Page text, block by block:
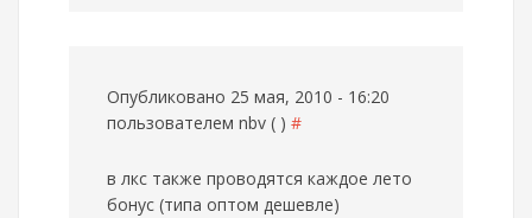
Опубликовано 25 мая, 2010 - 16:20
пользователем nbv ( ) #
в лкс также проводятся каждое лето
бонус (типа оптом дешевле)